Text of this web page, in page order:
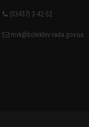
(03437) 3-42-52
mvk@bolekhiv-rada.gov.ua